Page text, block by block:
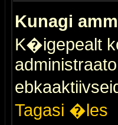
Kunagi
K�igepealt
Tagasi �les